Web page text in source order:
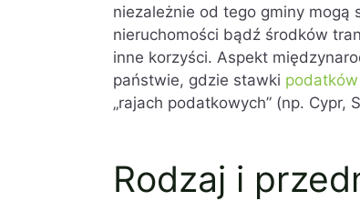
niezależnie od tego gminy mogą
nieruchomości bądź środków
inne korzyści. Aspekt
państwie, gdzie stawki podatków
„rajach podatkowych” (np. Cypr,
Rodzaj i